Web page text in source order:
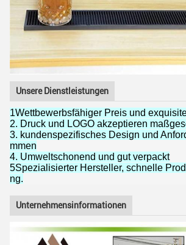
Unsere Dienstleistungen
1Wettbewerbsfähiger Preis und
2. Druck und LOGO akzeptieren
3. kundenspezifisches Design und
mmen
4. Umweltschonend und gut verpackt
5Spezialisierter Hersteller, schnelle
ng.
Unternehmensinformationen